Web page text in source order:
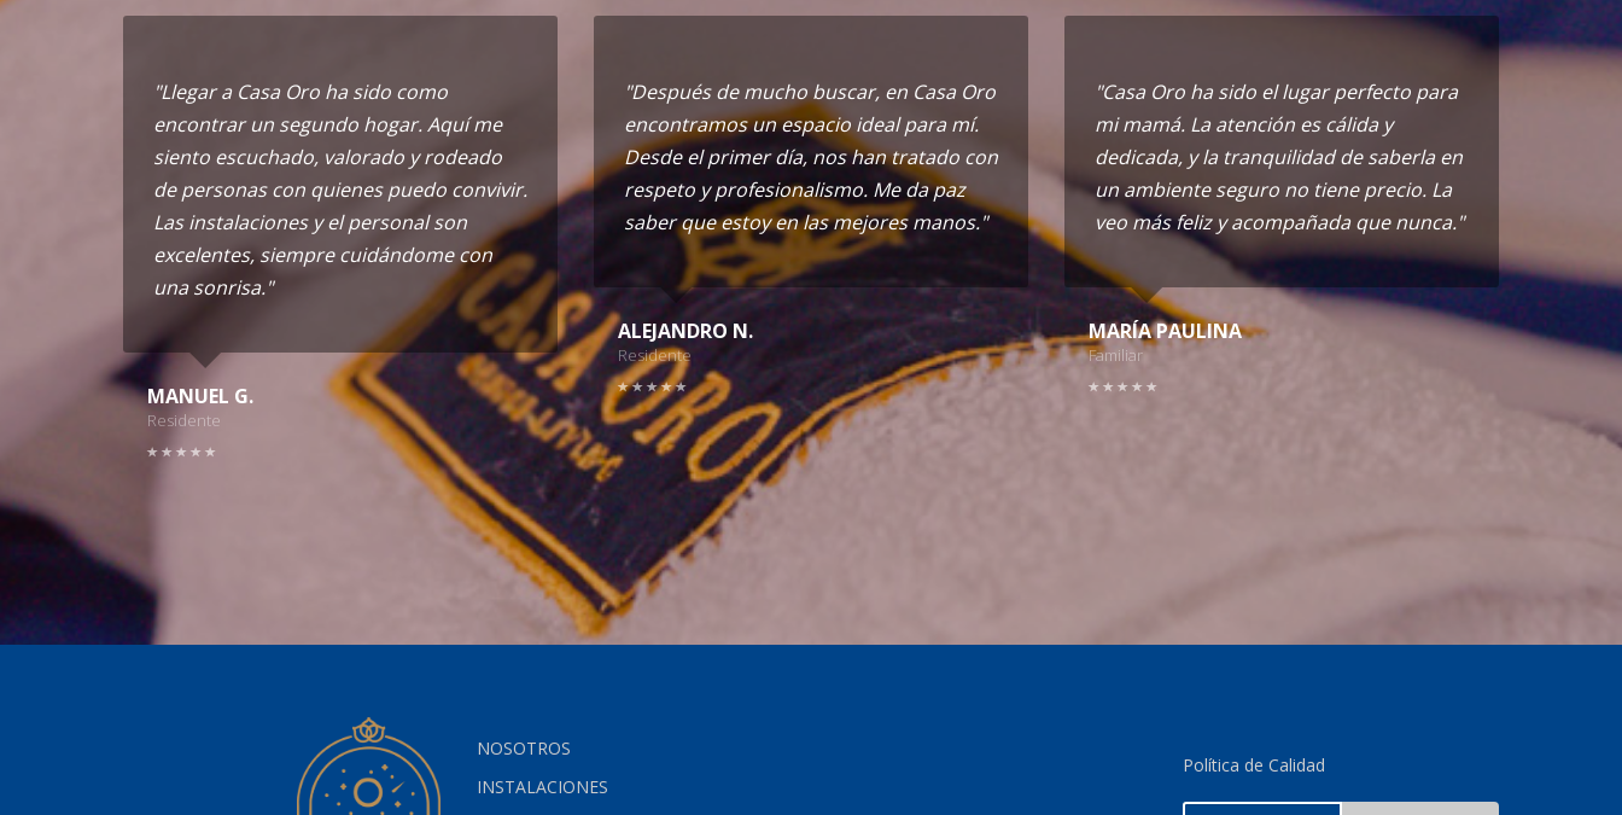
"Llegar a Casa Oro ha sido como
encontrar un segundo hogar. Aquí me
siento escuchado, valorado y rodeado
de personas con quienes puedo convivir.
Las instalaciones y el personal son
excelentes, siempre cuidándome con
una sonrisa."
MANUEL G.
Residente
"Después de mucho buscar, en Casa Oro
encontramos un espacio ideal para mí.
Desde el primer día, nos han tratado con
respeto y profesionalismo. Me da paz
saber que estoy en las mejores manos."
ALEJANDRO N.
Residente
"Casa Oro ha sido el lugar perfecto para
mi mamá. La atención es cálida y
dedicada, y la tranquilidad de saberla en
un ambiente seguro no tiene precio. La
veo más feliz y acompañada que nunca."
MARÍA PAULINA
Familiar
NOSOTROS
INSTALACIONES
Política de Calidad